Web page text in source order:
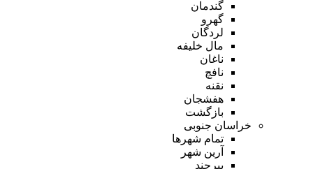
گندمان
گهرو
لردگان
مال خلیفه
ناغان
نافچ
نقنه
هفشجان
بازگشت
خراسان جنوبی
تمام شهر‌ها
آرین شهر
بیرجند